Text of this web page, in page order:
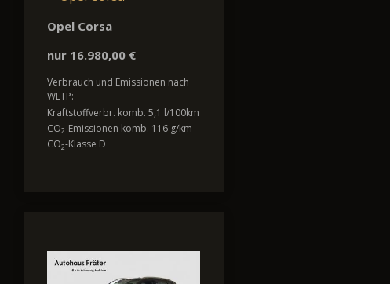
Opel Corsa
nur 16.980,00 €
Verbrauch und Emissionen nach
WLTP:
Kraftstoffverbr. komb. 5,1 l/100km
CO2-Emissionen komb. 116 g/km
CO2-Klasse D